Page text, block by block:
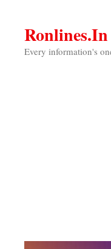
Ronlines.in
Every information's